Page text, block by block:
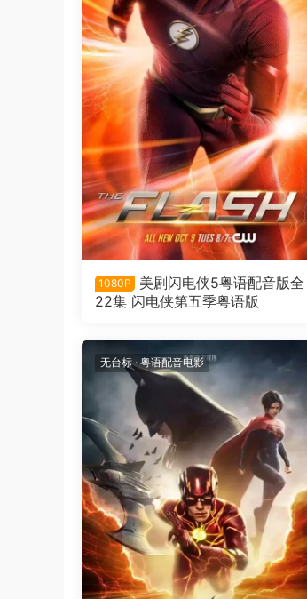
1080P
美剧闪电侠5粤语配音版全
22集 闪电侠第五季粤语版
无台标·粤语配音电影